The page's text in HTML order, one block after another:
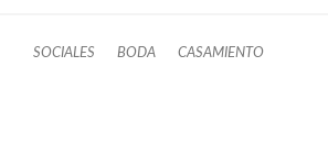
SOCIALES BODA CASAMIENTO